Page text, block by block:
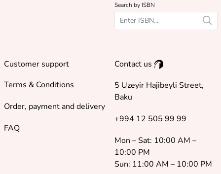
Search by ISBN
Customer support
Terms & Conditions
Order, payment and delivery
FAQ
Contact us
5 Uzeyir Hajibeyli Street,
Baku
+994 12 505 99 99
Mon – Sat: 10:00 AM –
10:00 PM
Sun: 11:00 AM – 10:00 PM